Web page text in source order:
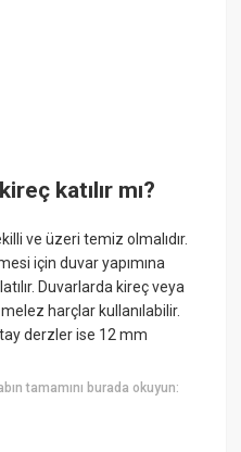
katılır mı?
ve üzeri temiz olmalıdır.
için duvar yapımına
Duvarlarda kireç veya
harçlar kullanılabilir.
derzler ise 12 mm
tamamını burada okuyun: